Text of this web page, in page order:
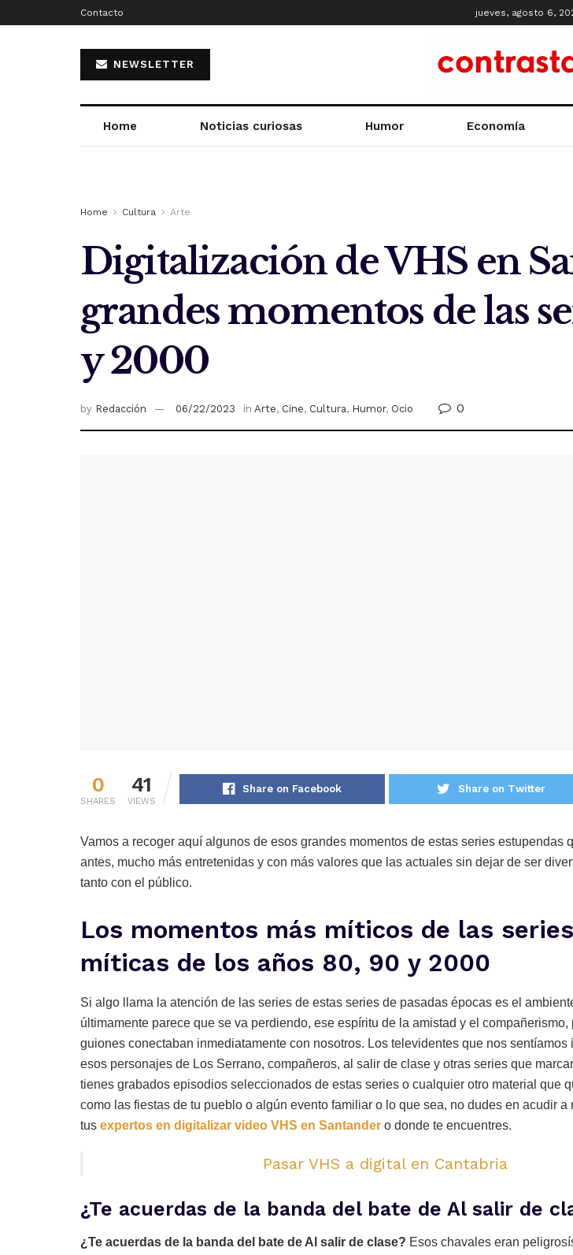
Contacto jueves, agosto 6,
NEWSLETTER
Home Noticias curiosas Humor Economía
Home Cultura Arte
Digitalización de VHS en
grandes momentos de las
y 2000
by Redacción 06/22/2023 in Arte, Cine, Cultura, Humor, Ocio 0
0
SHARES
41
VIEWS
Share on Facebook Share on Twitter
Vamos a recoger aquí algunos de esos grandes momentos de estas series estupendas
antes, mucho más entretenidas y con más valores que las actuales sin dejar de ser
tanto con el público.
Los momentos más míticos de las
míticas de los años 80, 90 y 2000
Si algo llama la atención de las series de estas series de pasadas épocas es el
últimamente parece que se va perdiendo, ese espíritu de la amistad y el compañerismo,
guiones conectaban inmediatamente con nosotros. Los televidentes que nos sentíamos
esos personajes de Los Serrano, compañeros, al salir de clase y otras series que
tienes grabados episodios seleccionados de estas series o cualquier otro material que
como las fiestas de tu pueblo o algún evento familiar o lo que sea, no dudes en acudir a
tus expertos en digitalizar video VHS en Santander o donde te encuentres.
Pasar VHS a digital en Cantabria
¿Te acuerdas de la banda del bate de Al salir de
¿Te acuerdas de la banda del bate de Al salir de clase? Esos chavales eran